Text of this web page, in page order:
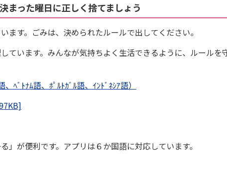
まった曜日に正しく捨てましょう
す。ごみは、決められたルールで出してください。
ています。みんなが気持ちよく生活できるように、ルールを
ﾞﾄﾅﾑ語、ﾎﾟﾙﾄｶﾞﾙ語、ｲﾝﾄﾞﾈｼｱ語）
が便利です。アプリは６か国語に対応しています。